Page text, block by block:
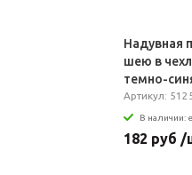
Надувная
шею в
темно-
Артикул:
В наличии:
182 руб